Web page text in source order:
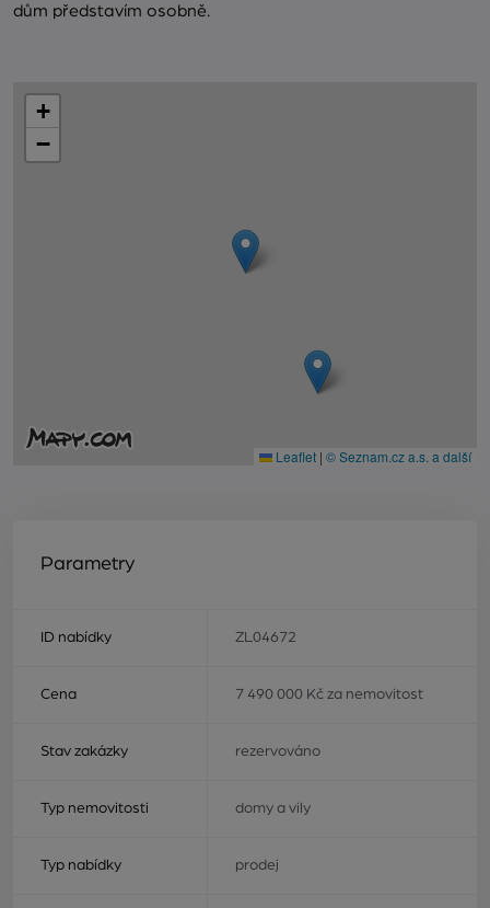
dům představím osobně.
+
−
Leaflet | © Seznam.cz a.s. a další
Parametry
ID nabídky ZL04672
Cena 7 490 000 Kč za nemovitost
Stav zakázky rezervováno
Typ nemovitosti domy a vily
Typ nabídky prodej